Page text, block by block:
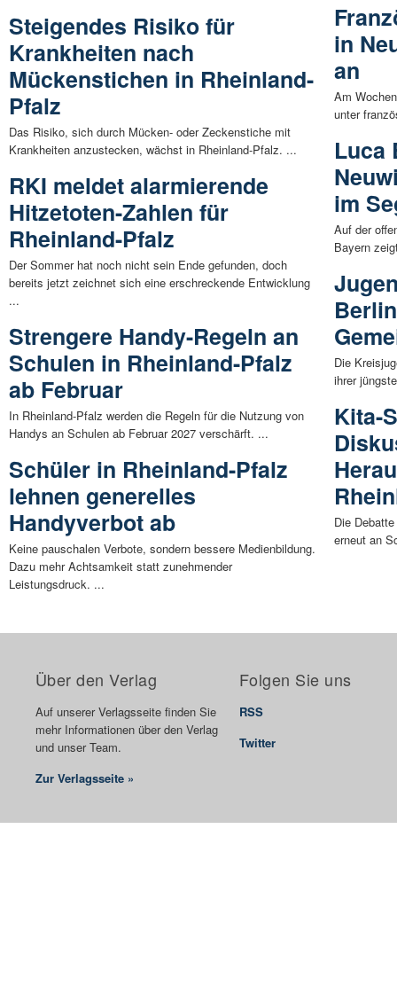
Steigendes Risiko für
Krankheiten nach
Mückenstichen in Rheinland-
Pfalz
Das Risiko, sich durch Mücken- oder Zeckenstiche mit
Krankheiten anzustecken, wächst in Rheinland-Pfalz. ...
RKI meldet alarmierende
Hitzetoten-Zahlen für
Rheinland-Pfalz
Der Sommer hat noch nicht sein Ende gefunden, doch
bereits jetzt zeichnet sich eine erschreckende Entwicklung
...
Strengere Handy-Regeln an
Schulen in Rheinland-Pfalz
ab Februar
In Rheinland-Pfalz werden die Regeln für die Nutzung von
Handys an Schulen ab Februar 2027 verschärft. ...
Schüler in Rheinland-Pfalz
lehnen generelles
Handyverbot ab
Keine pauschalen Verbote, sondern bessere Medienbildung.
Dazu mehr Achtsamkeit statt zunehmender
Leistungsdruck. ...
in
an
Am
unter
Luca
im
Auf der
Bayern
Die
ihrer
Kita-
Die
erneut an
Über den Verlag
Auf unserer Verlagsseite finden Sie
mehr Informationen über den Verlag
und unser Team.
Zur Verlagsseite »
Folgen Sie uns
RSS
Twitter